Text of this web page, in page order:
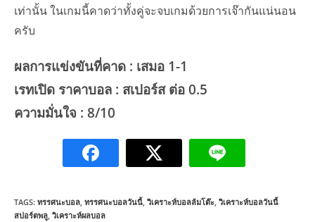
เท่านั้น ในเกมนี้คาดว่าทั้งคู่จะจบเกมด้วยการเจ๊ากันแน่นอน
ครับ
ผลการแข่งขันที่คาด : เสมอ 1-1
เรทเปิด ราคาบอล : สเปอร์ส ต่อ 0.5
ความมั่นใจ : 8/10
TAGS: ทรรศนะบอล, ทรรศนะบอลวันนี้, วิเคราะห์บอลล้มโต๊ะ, วิเคราะห์บอลวันนี้
สปอร์ตพลู, วิเคราะห์ผลบอล